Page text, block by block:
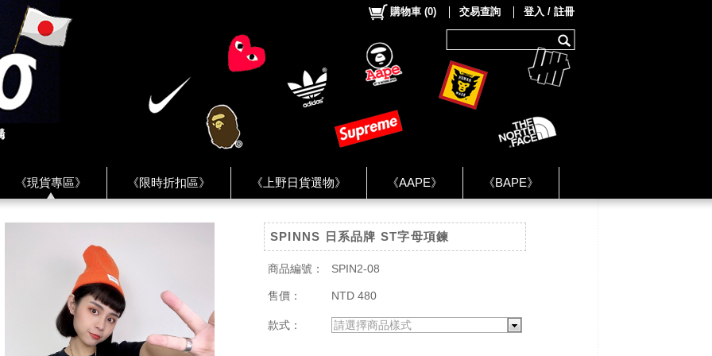
《現貨專區》 《限時折扣區》 《上野日貨選物》 《AAPE》 《BAPE》
★ Instagram ★ ★ Facebook Group ★
購物車 (0) 交易查詢 登入 / 註冊
SPINNS 日系品牌 ST字母項鍊
商品編號： SPIN2-08
售價： NTD 480
款式： 請選擇商品樣式